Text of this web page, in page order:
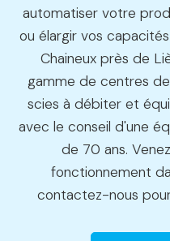
automatiser votre
ou élargir vos
Chaineux près de
gamme de centres
scies à débiter et
avec le conseil d'une
de 70 ans.
fonctionnement
contactez-nous